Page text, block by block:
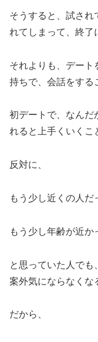
そうすると、試され
れてしまって、終了
それよりも、デート
持ちで、会話をする
初デートで、なんだ
れると上手くいくこ
反対に、
もう少し近くの人だ
もう少し年齢が近か
と思っていた人でも
案外気にならなくな
だから、